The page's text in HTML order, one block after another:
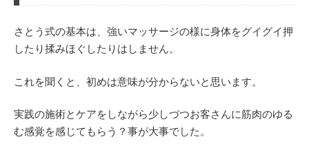
さとう式の基本は、強いマッサージの様に身体をグイグイ押
したり揉みほぐしたりはしません。
これを聞くと、初めは意味が分からないと思います。
実践の施術とケアをしながら少しづつお客さんに筋肉のゆる
む感覚を感じてもらう？事が大事でした。